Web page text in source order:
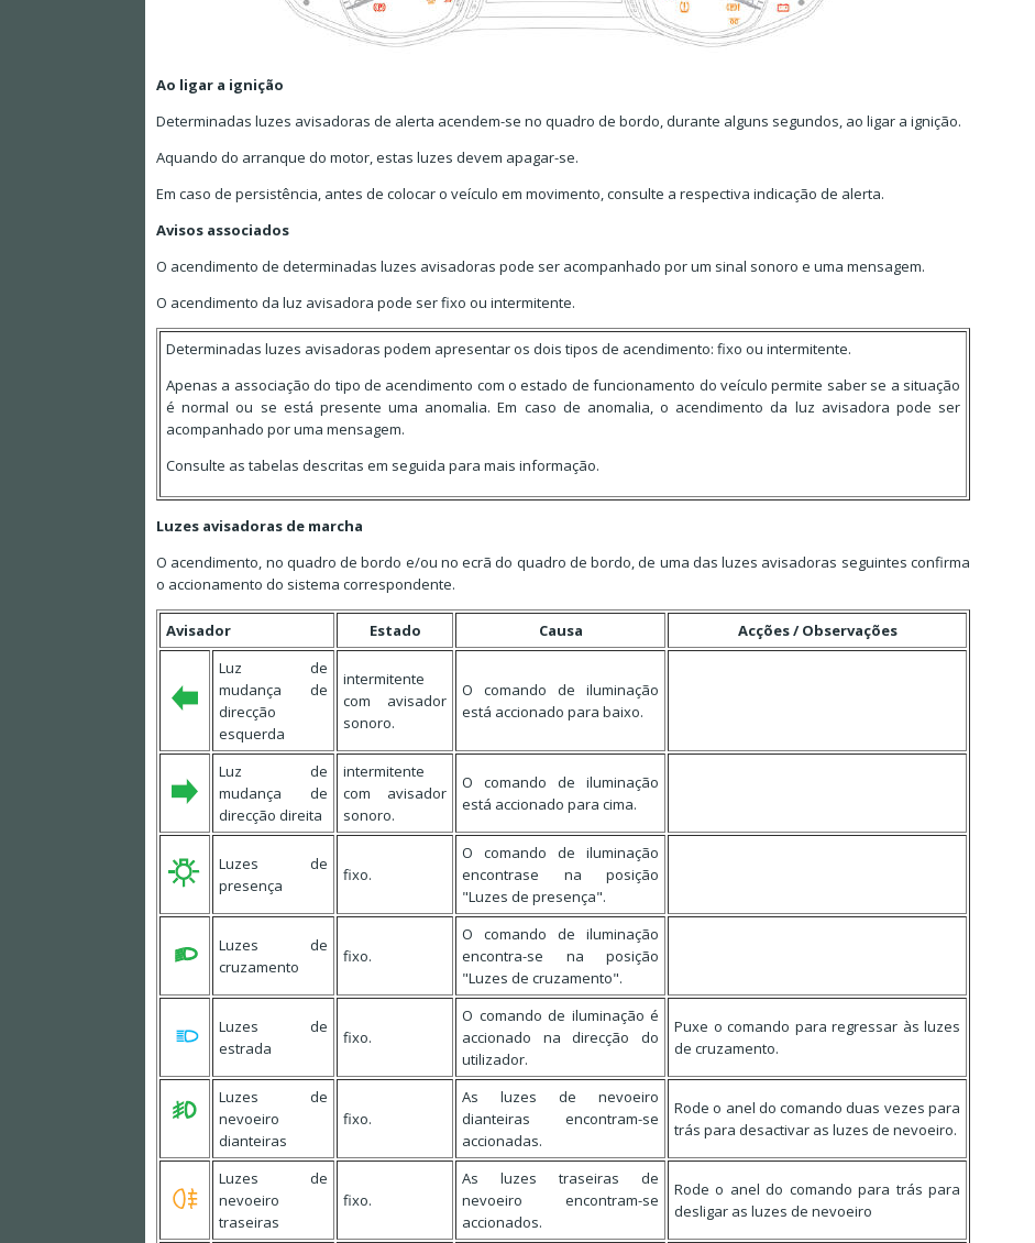
Ao ligar a ignição
Determinadas luzes avisadoras de alerta acendem-se no quadro de bordo, durante alguns segundos, ao ligar a ignição.
Aquando do arranque do motor, estas luzes devem apagar-se.
Em caso de persistência, antes de colocar o veículo em movimento, consulte a respectiva indicação de alerta.
Avisos associados
O acendimento de determinadas luzes avisadoras pode ser acompanhado por um sinal sonoro e uma mensagem.
O acendimento da luz avisadora pode ser fixo ou intermitente.
Determinadas luzes avisadoras podem apresentar os dois tipos de acendimento: fixo ou intermitente.
Apenas a associação do tipo de acendimento com o estado de funcionamento do veículo permite saber se a situação
é normal ou se está presente uma anomalia. Em caso de anomalia, o acendimento da luz avisadora pode ser
acompanhado por uma mensagem.
Consulte as tabelas descritas em seguida para mais informação.
Luzes avisadoras de marcha
O acendimento, no quadro de bordo e/ou no ecrã do quadro de bordo, de uma das luzes avisadoras seguintes confirma
o accionamento do sistema correspondente.
Avisador Estado Causa
Acções / Observações
Luz de
mudança de
direcção
esquerda
intermitente
com avisador
sonoro.
O comando de iluminação
está accionado para baixo.
Luz de
mudança de
direcção direita
intermitente
com avisador
sonoro.
O comando de iluminação
está accionado para cima.
Luzes de
presença
fixo.
O comando de iluminação
encontrase na posição
"Luzes de presença".
Luzes de
cruzamento
fixo.
O comando de iluminação
encontra-se na posição
"Luzes de cruzamento".
Luzes de
estrada
fixo.
O comando de iluminação é
accionado na direcção do
utilizador.
Puxe o comando para regressar às luzes
de cruzamento.
Luzes de
nevoeiro
dianteiras
fixo.
As luzes de nevoeiro
dianteiras encontram-se
accionadas.
Rode o anel do comando duas vezes para
trás para desactivar as luzes de nevoeiro.
Luzes de
nevoeiro
traseiras
fixo.
As luzes traseiras de
nevoeiro encontram-se
accionados.
Rode o anel do comando para trás para
desligar as luzes de nevoeiro